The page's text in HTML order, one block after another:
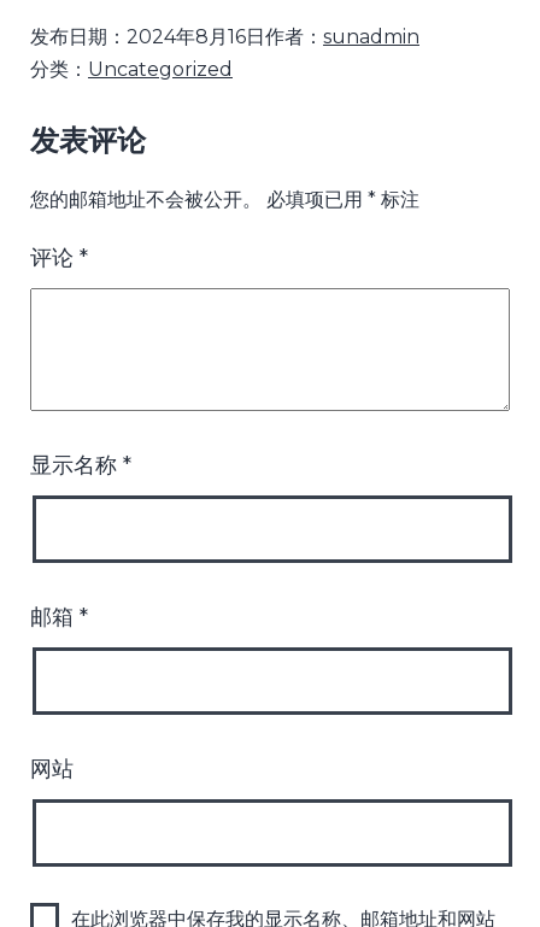
发布日期： 2024年8月16日作者： sunadmin
分类： Uncategorized
发表评论
您的邮箱地址不会被公开。 必填项已用 * 标注
评论 *
显示名称 *
邮箱 *
网站
在此浏览器中保存我的显示名称、邮箱地址和网站